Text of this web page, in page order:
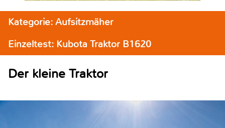
Kategorie: Aufsitzmäher
Einzeltest: Kubota Traktor B1620
Der kleine Traktor